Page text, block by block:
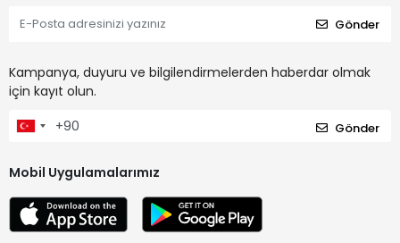
Gönder
Kampanya, duyuru ve bilgilendirmelerden haberdar olmak
için kayıt olun.
Gönder
Mobil Uygulamalarımız